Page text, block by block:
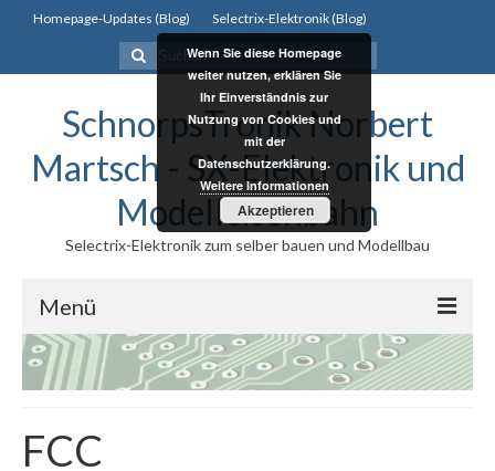
Homepage-Updates (Blog) Selectrix-Elektronik (Blog)
Suchen
nach:
SchnorpsTronik Norbert
Martsch - SX-Elektronik und
Modelleisenbahn
Selectrix-Elektronik zum selber bauen und Modellbau
Menü
Selectrix
Selectrix System
FCC
Wenn Sie diese Homepage
weiter nutzen, erklären Sie
Ihr Einverständnis zur
Nutzung von Cookies und
mit der
Datenschutzerklärung.
Weitere Informationen
Akzeptieren